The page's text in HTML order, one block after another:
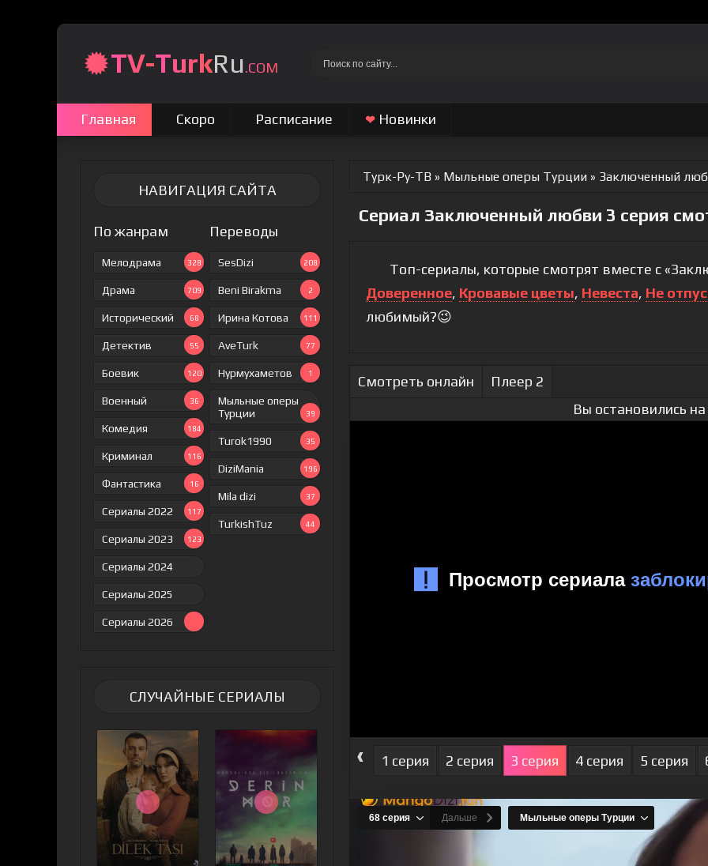
TV-TurkRu.COM
Главная Скоро Расписание ❤ Новинки
НАВИГАЦИЯ САЙТА
По жанрам
Мелодрама 328
Драма 709
Исторический 68
Детектив 55
Боевик 120
Военный 36
Комедия 184
Криминал 116
Фантастика 16
Сериалы 2022 117
Сериалы 2023 123
Сериалы 2024
Сериалы 2025
Сериалы 2026
Переводы
SesDizi 208
Beni Birakma 2
Ирина Котова 111
AveTurk 77
Нурмухаметов 1
Мыльные оперы
Турции
39
Turok1990 35
DiziMania 196
Mila dizi 37
TurkishTuz 44
СЛУЧАЙНЫЕ СЕРИАЛЫ
Турк-Ру-ТВ » Мыльные оперы Турции » Заключенный
Сериал Заключенный любви 3 серия
Топ-сериалы, которые смотрят вместе с
Доверенное, Кровавые цветы, Невеста, Не
любимый?😉
Смотреть онлайн
Плеер 2
Вы остановились на
‹ 1 серия 2 серия 3 серия 4 серия 5 серия